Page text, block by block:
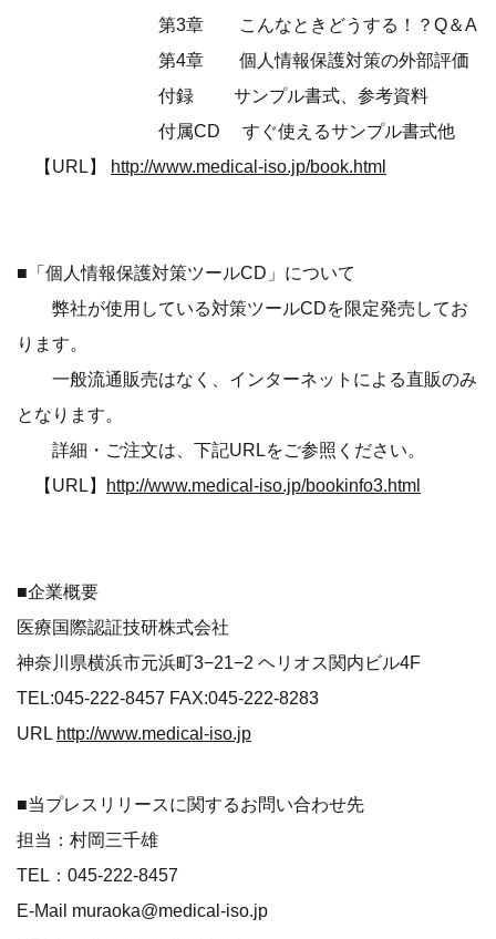
第3章 こんなときどうする！？Q＆A
第4章 個人情報保護対策の外部評価
付録 サンプル書式、参考資料
付属CD すぐ使えるサンプル書式他
【URL】
http://www.medical-iso.jp/book.html
■「個人情報保護対策ツールCD」について
弊社が使用している対策ツールCDを限定発売してお
ります。
一般流通販売はなく、インターネットによる直販のみ
となります。
詳細・ご注文は、下記URLをご参照ください。
【URL】
http://www.medical-iso.jp/bookinfo3.html
■企業概要
医療国際認証技研株式会社
神奈川県横浜市元浜町3−21−2 ヘリオス関内ビル4F
TEL:045-222-8457 FAX:045-222-8283
URL http://www.medical-iso.jp
■当プレスリリースに関するお問い合わせ先
担当：村岡三千雄
TEL：045-222-8457
E-Mail muraoka@medical-iso.jp